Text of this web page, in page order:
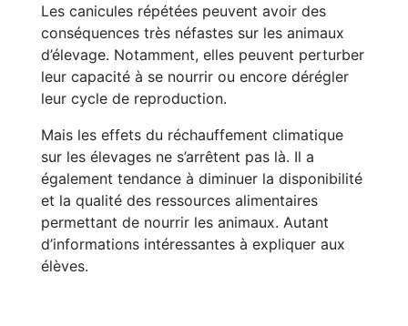
Les canicules répétées peuvent avoir des
conséquences très néfastes sur les animaux
d’élevage. Notamment, elles peuvent perturber
leur capacité à se nourrir ou encore dérégler
leur cycle de reproduction.
Mais les effets du réchauffement climatique
sur les élevages ne s’arrêtent pas là. Il a
également tendance à diminuer la disponibilité
et la qualité des ressources alimentaires
permettant de nourrir les animaux. Autant
d’informations intéressantes à expliquer aux
élèves.